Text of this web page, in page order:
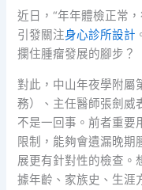
近日，“年年體檢正常
引發關注身心診所設計
攔住腫瘤發展的腳步？
對此，中山年夜學附屬
務）、主任醫師張劍威
不是一回事。前者重要
限制，能夠會遺漏晚期
展更有針對性的檢查。
據年齡、家族史、生涯